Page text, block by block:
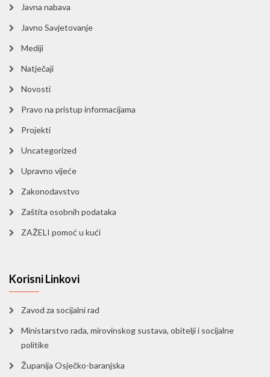
Javna nabava
Javno Savjetovanje
Mediji
Natječaji
Novosti
Pravo na pristup informacijama
Projekti
Uncategorized
Upravno vijeće
Zakonodavstvo
Zaštita osobnih podataka
ZAŽELI pomoć u kući
Korisni Linkovi
Zavod za socijalni rad
Ministarstvo rada, mirovinskog sustava, obitelji i socijalne
politike
Županija Osječko-baranjska